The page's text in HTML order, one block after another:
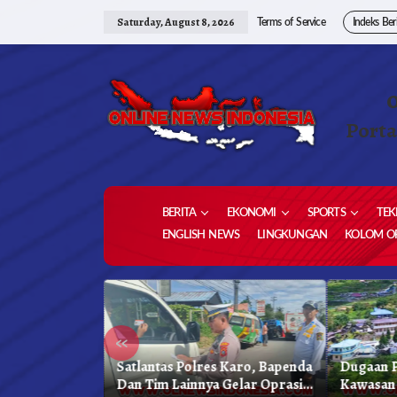
Saturday, August 8, 2026 Terms of Service Indeks
BERITA EKONOMI SPORTS
ENGLISH NEWS
LINGKUNGAN KOLOM
«
Satlantas Polres Karo, Bapenda
Dan Tim Lainnya Gelar Oprasi
Dugaan